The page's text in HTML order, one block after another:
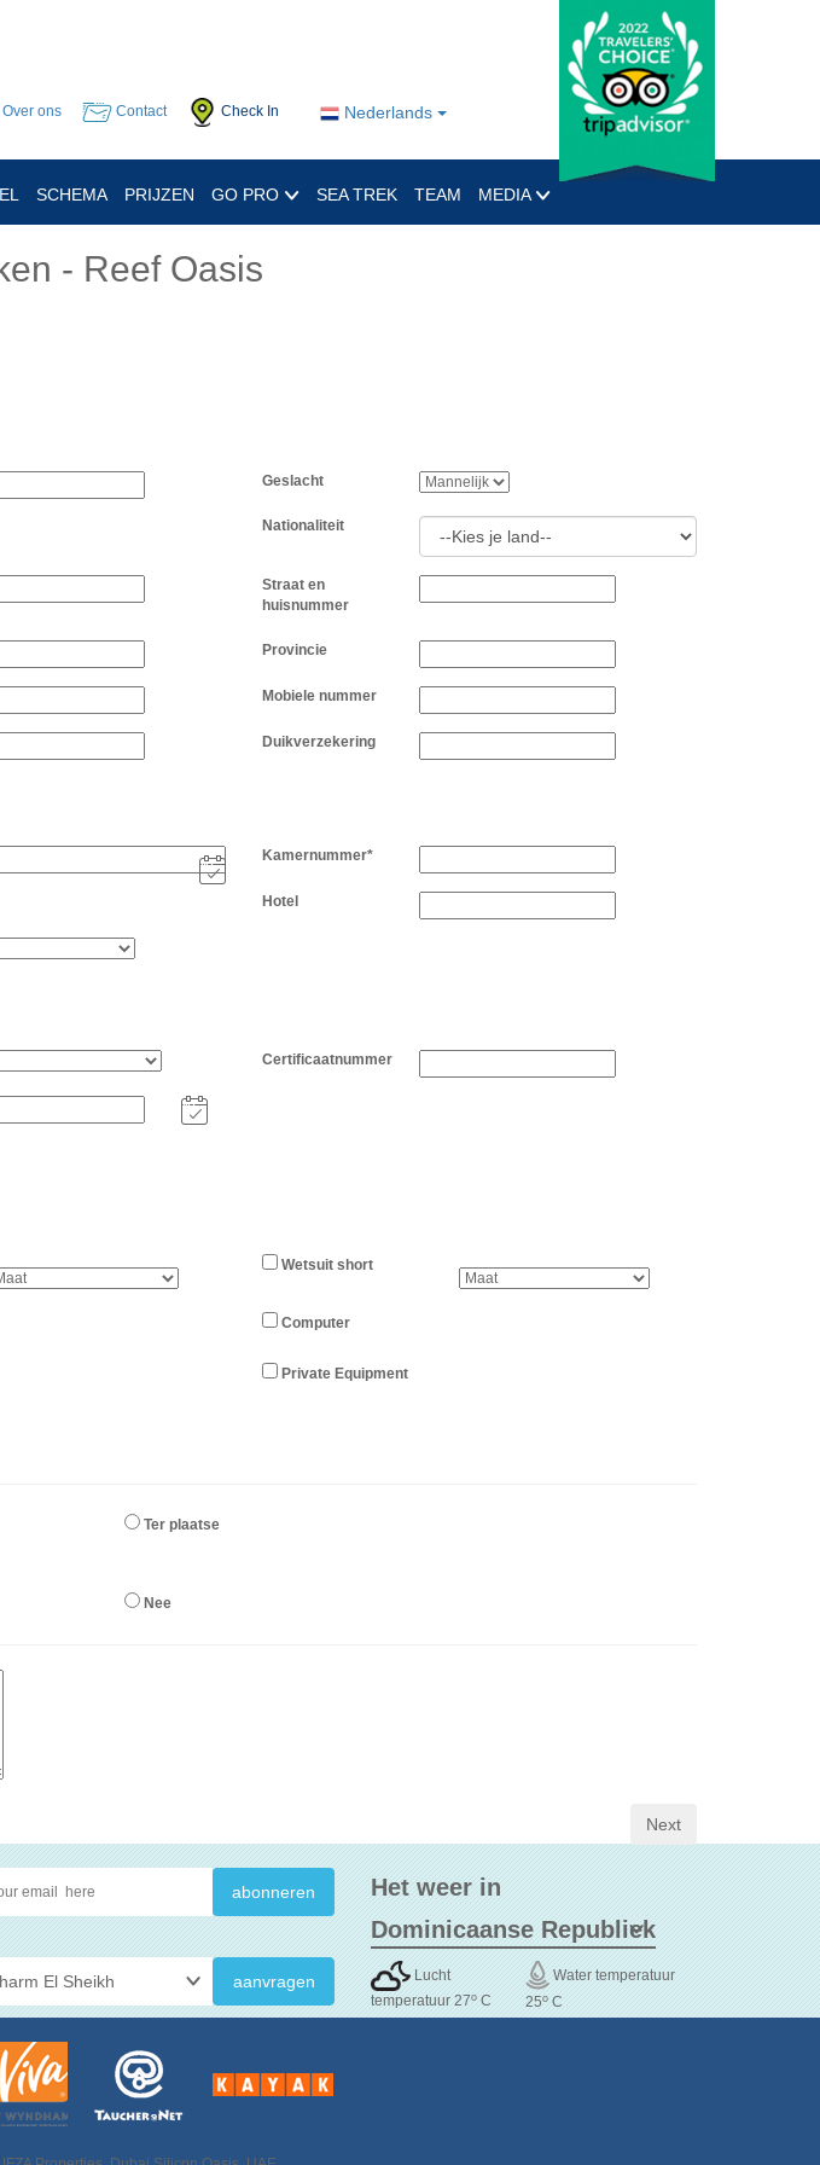
Nederlands
Over ons Contact Check In
SCHEMA PRIJZEN GO PRO SEA TREK TEAM MEDIA
- Reef Oasis
Geslacht
Nationaliteit
Straat en
huisnummer
Provincie
Mobiele nummer
Duikverzekering
Kamernummer*
Hotel
Certificaatnummer
Wetsuit short
Computer
Private Equipment
Ter plaatse
Nee
aanvragen
Het weer in
Lucht
temperatuur 27o C
Water temperatuur
25oC